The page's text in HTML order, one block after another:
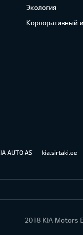
Экология
Корпоративный
AUTO AS kia.sirtaki.ee
2018 KIA Motors